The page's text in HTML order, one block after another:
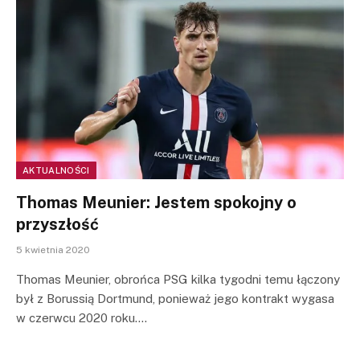
AKTUALNOŚCI
Thomas Meunier: Jestem spokojny o
przyszłość
5 kwietnia 2020
Thomas Meunier, obrońca PSG kilka tygodni temu łączony
był z Borussią Dortmund, ponieważ jego kontrakt wygasa
w czerwcu 2020 roku.…